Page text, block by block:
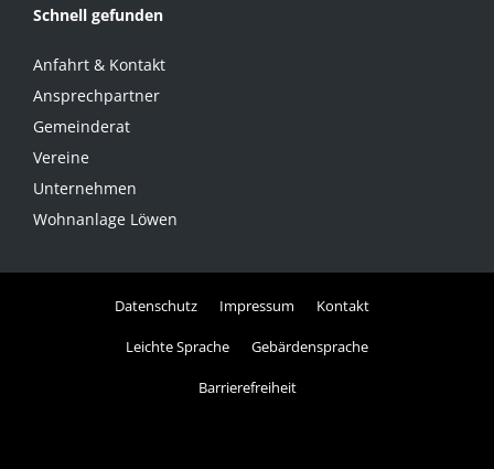
Schnell gefunden
Anfahrt & Kontakt
Ansprechpartner
Gemeinderat
Vereine
Unternehmen
Wohnanlage Löwen
Datenschutz Impressum Kontakt
Leichte Sprache Gebärdensprache
Barrierefreiheit